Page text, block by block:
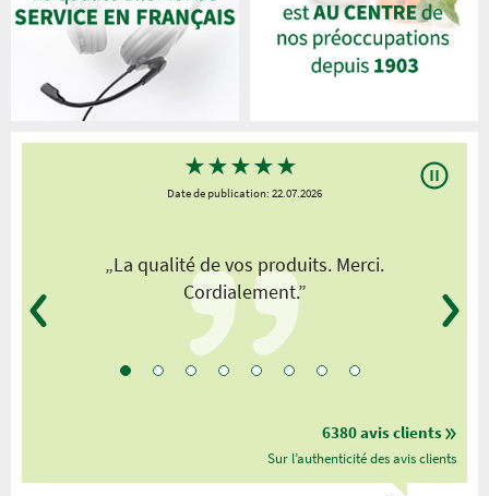
★★★★★
Date de publication: 22.07.2026
„La qualité de vos produits. Merci.
Cordialement.”
6380 avis clients
Sur l’authenticité des avis clients